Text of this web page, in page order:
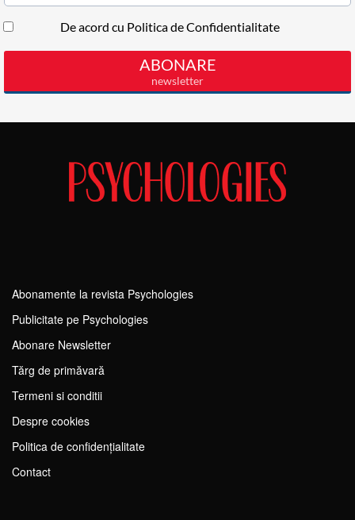
Abonamente la revista Psychologies
Publicitate pe Psychologies
Abonare Newsletter
Tărg de primăvară
Termeni si conditii
Despre cookies
Politica de confidențialitate
Contact